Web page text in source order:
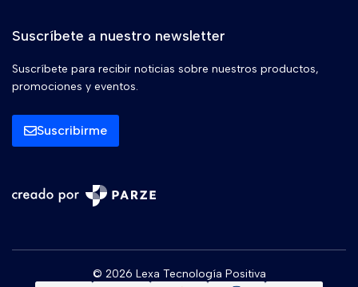
Suscríbete a nuestro newsletter
Suscríbete para recibir noticias sobre nuestros productos,
promociones y eventos.
Suscribirme
© 2026 Lexa Tecnología Positiva